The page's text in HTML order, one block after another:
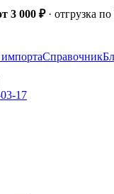
3 000 ₽· отгрузка
Справочник
17